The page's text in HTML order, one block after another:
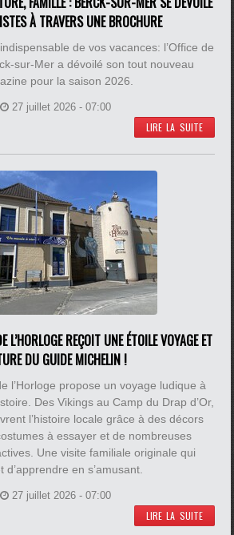
À TRAVERS UNE BROCHURE
de vos vacances: l’Office de
sur-Mer a dévoilé son tout nouveau
pour la saison 2026.
27 juillet 2026 - 07:00
LIRE LA SUITE
REÇOIT UNE ÉTOILE VOYAGE ET
DU GUIDE MICHELIN !
l’Horloge propose un voyage ludique à
Des Vikings au Camp du Drap d’Or,
l’histoire locale grâce à des décors
à essayer et de nombreuses
Une visite familiale originale qui
d’apprendre en s’amusant.
27 juillet 2026 - 07:00
LIRE LA SUITE